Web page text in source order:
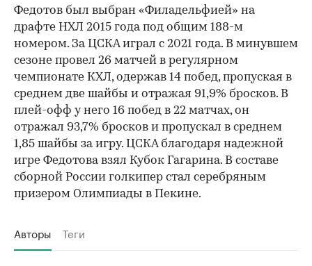
Федотов был выбран «Филадельфией» на
драфте НХЛ 2015 года под общим 188-м
номером. За ЦСКА играл с 2021 года. В минувшем
сезоне провел 26 матчей в регулярном
чемпионате КХЛ, одержав 14 побед, пропуская в
среднем две шайбы и отражая 91,9% бросков. В
плей-офф у него 16 побед в 22 матчах, он
отражал 93,7% бросков и пропускал в среднем
1,85 шайбы за игру. ЦСКА благодаря надежной
игре Федотова взял Кубок Гагарина. В составе
сборной России голкипер стал серебряным
призером Олимпиады в Пекине.
Авторы Теги